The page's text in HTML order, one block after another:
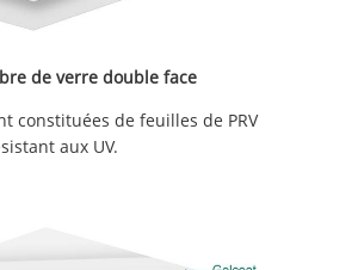
de verre double face
constituées de feuilles de PRV
aux UV.